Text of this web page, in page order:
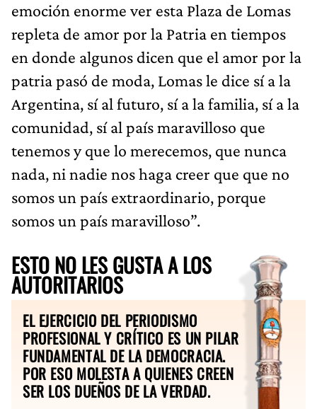
emoción enorme ver esta Plaza de Lomas
repleta de amor por la Patria en tiempos
en donde algunos dicen que el amor por la
patria pasó de moda, Lomas le dice sí a la
Argentina, sí al futuro, sí a la familia, sí a la
comunidad, sí al país maravilloso que
tenemos y que lo merecemos, que nunca
nada, ni nadie nos haga creer que que no
somos un país extraordinario, porque
somos un país maravilloso”.
ESTO NO LES GUSTA A LOS
AUTORITARIOS
EL EJERCICIO DEL PERIODISMO
PROFESIONAL Y CRÍTICO ES UN PILAR
FUNDAMENTAL DE LA DEMOCRACIA.
POR ESO MOLESTA A QUIENES CREEN
SER LOS DUEÑOS DE LA VERDAD.